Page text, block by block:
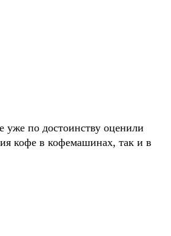
по достоинству оценили
кофе в кофемашинах, так и в